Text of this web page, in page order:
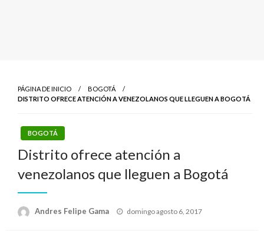
PÁGINA DE INICIO
BOGOTÁ
DISTRITO OFRECE ATENCIÓN A VENEZOLANOS QUE LLEGUEN A BOGOTÁ
BOGOTÁ
Distrito ofrece atención a
venezolanos que lleguen a Bogotá
Andres Felipe Gama
Publicado
domingo agosto 6, 2017